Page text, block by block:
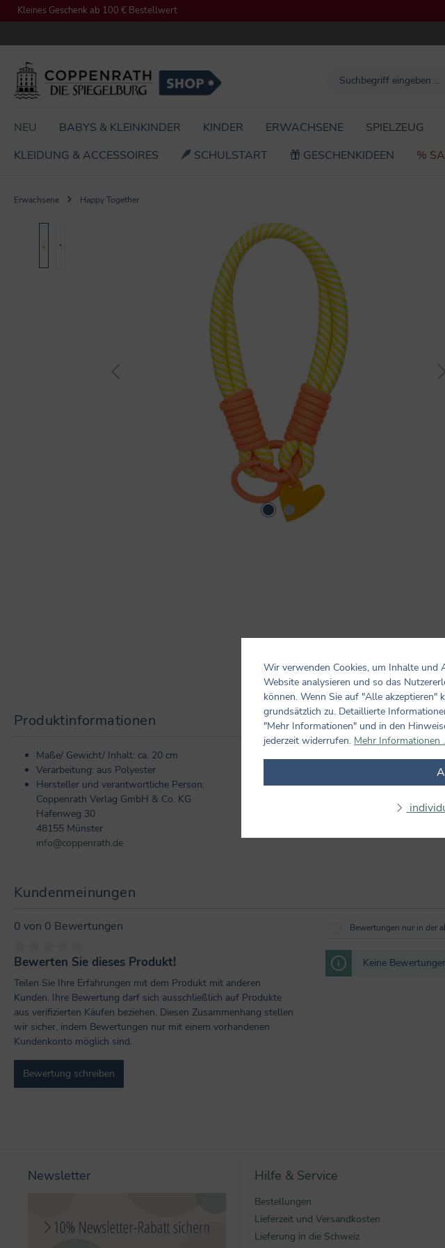
Zur Hauptnavigation springen
Kleines Geschenk ab 100 € Bestellwert
NEU BABYS & KLEINKINDER KINDER ERWACHSENE SPIELZEUG
KLEIDUNG & ACCESSOIRES
SCHULSTART GESCHENKIDEEN %
Erwachsene Happy Together
Produktinformationen
Maße/ Gewicht/ Inhalt: ca. 20 cm
Verarbeitung: aus Polyester
Hersteller und verantwortliche Person:
Coppenrath Verlag GmbH & Co. KG
Hafenweg 30
48155 Münster
info@coppenrath.de
Kundenmeinungen
0 von 0 Bewertungen
Durchschnittliche Bewertung von 0 von 5 Sternen
Bewerten Sie dieses Produkt!
Teilen Sie Ihre Erfahrungen mit dem Produkt mit anderen
Kunden. Ihre Bewertung darf sich ausschließlich auf Produkte
aus verifizierten Käufen beziehen. Diesen Zusammenhang stellen
wir sicher, indem Bewertungen nur mit einem vorhandenen
Kundenkonto möglich sind.
Bewertung schreiben
Bewertungen nur in der
Keine
Newsletter Hilfe & Service
Bestellungen
Lieferzeit und Versandkosten
Lieferung in die Schweiz
Wir verwenden Cookies, um Inhalte und
Website analysieren und so das
können. Wenn Sie auf "Alle akzeptieren"
grundsätzlich zu. Detaillierte
"Mehr Informationen" und in den
jederzeit widerrufen. Mehr Informationen